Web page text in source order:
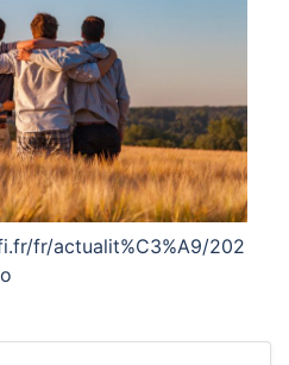
fr/actualit%C3%A9/202